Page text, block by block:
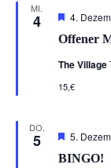
MI.
4
Offener
4.
The Village
15,€
DO.
5
BINGO!
5.